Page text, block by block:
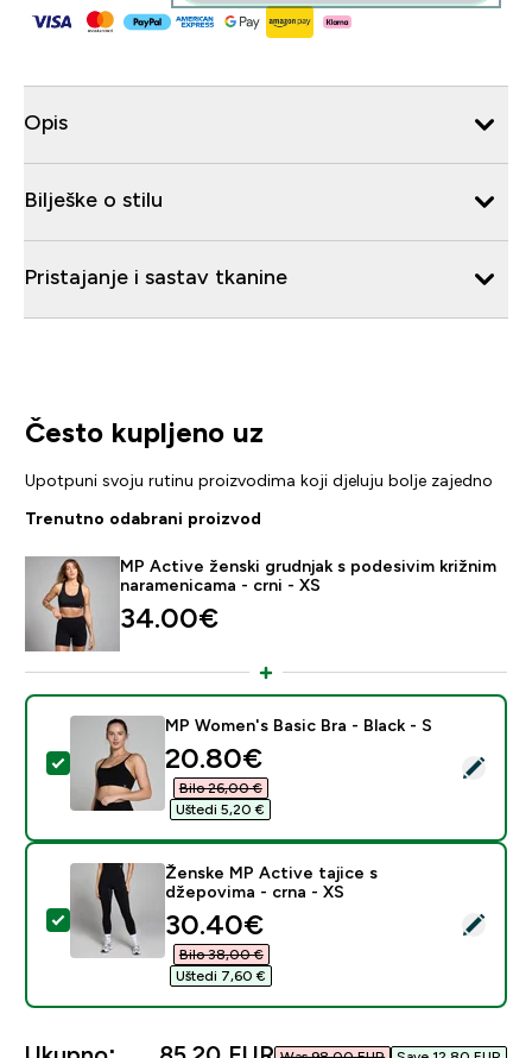
Opis
Bilješke o stilu
Pristajanje i sastav tkanine
Često kupljeno uz
Upotpuni svoju rutinu proizvodima koji djeluju bolje zajedno
Trenutno odabrani proizvod
MP Active ženski grudnjak s podesivim križnim
naramenicama - crni - XS
34.00€‎
Odaberi ovaj proizvod - MP Women's Basic Bra - Black
MP Women's Basic Bra - Black - S
discounted price
20.80€‎
Bilo 26,00 €‎
Uštedi 5,20 €‎
Odaberi ovaj proizvod - Ženske MP Active tajice s
Ženske MP Active tajice s
džepovima - crna - XS
discounted price
30.40€‎
Bilo 38,00 €‎
Uštedi 7,60 €‎